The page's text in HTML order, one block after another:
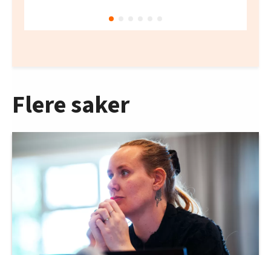
Flere saker